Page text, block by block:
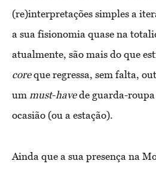
(re)interpretações simples a
a sua fisionomia quase na
atualmente, são mais do que
coreque regressa, sem falta,
um must-havede guarda-roupa
ocasião (ou a estação).
Ainda que a sua presença na